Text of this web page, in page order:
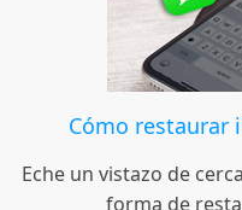
Cómo restaurar
Eche un vistazo de
forma de